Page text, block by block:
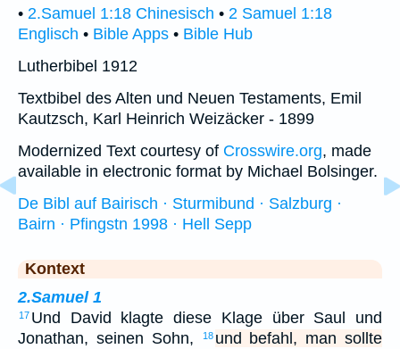
• 2.Samuel 1:18 Chinesisch • 2 Samuel 1:18
Englisch • Bible Apps • Bible Hub
Lutherbibel 1912
Textbibel des Alten und Neuen Testaments, Emil
Kautzsch, Karl Heinrich Weizäcker - 1899
Modernized Text courtesy of Crosswire.org, made
available in electronic format by Michael Bolsinger.
De Bibl auf Bairisch · Sturmibund · Salzburg ·
Bairn · Pfingstn 1998 · Hell Sepp
Kontext
2.Samuel 1
17 Und David klagte diese Klage über Saul und
Jonathan, seinen Sohn,
18 und befahl, man sollte